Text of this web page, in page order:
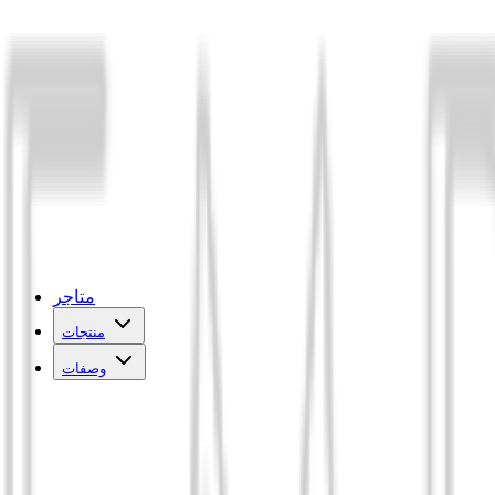
متاجر
منتجات
وصفات